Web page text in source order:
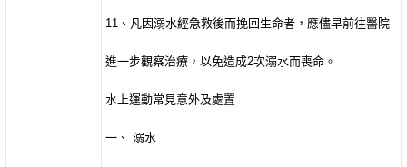
11 、凡因溺水經急救後而挽回生命者，應儘早前往醫院
進一步觀察治療，以免造成2次溺水而喪命。
水上運動常見意外及處置
一、 溺水